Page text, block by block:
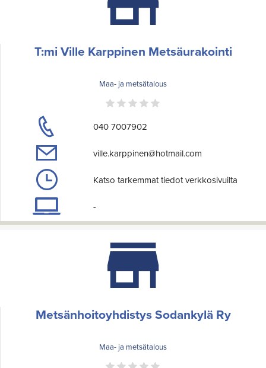
T:mi Ville Karppinen Metsäurakointi
Maa- ja metsätalous
040 7007902
ville.karppinen@hotmail.com
Katso tarkemmat tiedot verkkosivuilta
-
Metsänhoitoyhdistys Sodankylä Ry
Maa- ja metsätalous